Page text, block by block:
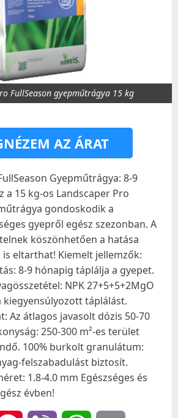
FullSeason gyepműtrágya 15 kg
AZ ÁRAT
Gyepműtrágya: 8-9
a 15 kg-os Landscaper Pro
gondoskodik a
gyepről egész szezonban. A
köszönhetően a hatása
eltarthat! Kiemelt jellemzők:
8-9 hónapig táplálja a gyepet.
NPK 27+5+5+2MgO
táplálást.
Az átlagos javasolt dózis 50-70
250-300 m²-es terület
100% burkolt granulátum:
felszabadulást biztosít.
1.8-4.0 mm Egészséges és
évben!